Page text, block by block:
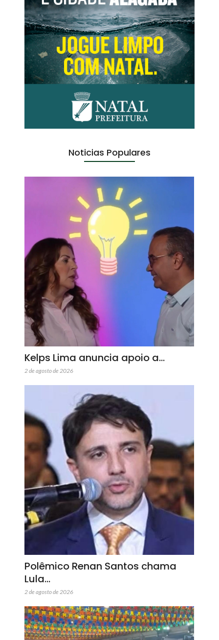
Noticias Populares
Kelps Lima anuncia apoio a…
2 de agosto de 2026
Polêmico Renan Santos chama
Lula…
2 de agosto de 2026